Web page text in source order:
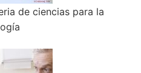
de ciencias para la